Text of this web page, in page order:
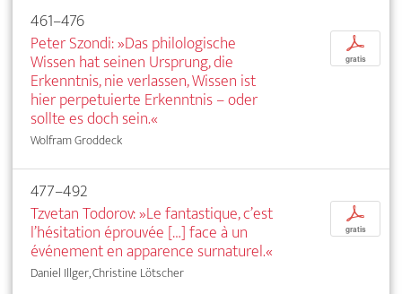
461–476
Peter Szondi: »Das philologische
Wissen hat seinen Ursprung, die
Erkenntnis, nie verlassen, Wissen ist
hier perpetuierte Erkenntnis – oder
sollte es doch sein.«
Wolfram Groddeck
p
gratis
477–492
Tzvetan Todorov: »Le fantastique, c’est
l’hésitation éprouvée […] face à un
événement en apparence surnaturel.«
Daniel Illger, Christine Lötscher
p
gratis